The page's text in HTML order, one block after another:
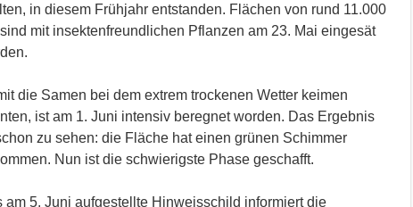
in diesem Frühjahr entstanden. Flächen von rund 11.000
mit insektenfreundlichen Pflanzen am 23. Mai eingesät
die Samen bei dem extrem trockenen Wetter keimen
ist am 1. Juni intensiv beregnet worden. Das Ergebnis
zu sehen: die Fläche hat einen grünen Schimmer
Nun ist die schwierigste Phase geschafft.
am 5. Juni aufgestellte Hinweisschild informiert die